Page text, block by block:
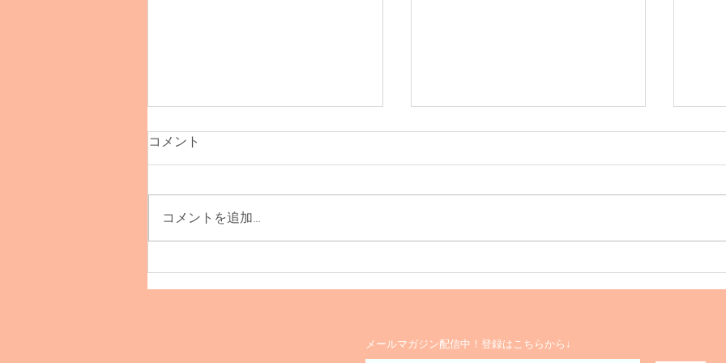
TOINOU受注販売会！
Happy 5th. Anniversary
す！
コメント
コメントを追加…
​メールマガジン配信中！登録はこちらから↓